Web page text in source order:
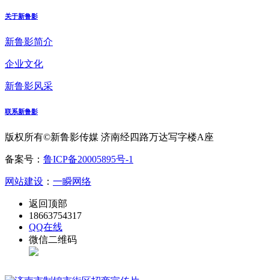
关于新鲁影
新鲁影简介
企业文化
新鲁影风采
联系新鲁影
版权所有©新鲁影传媒 济南经四路万达写字楼A座
备案号： 鲁ICP备20005895号-1
网站建设 ： 一瞬网络
返回顶部
18663754317
QQ在线
微信二维码